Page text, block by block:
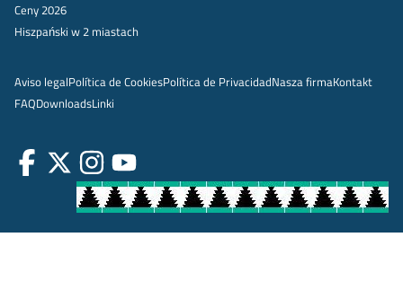
Ceny 2026
Hiszpański w 2 miastach
Aviso legalPolítica de CookiesPolítica de PrivacidadNasza firmaKontakt
FAQDownloadsLinki